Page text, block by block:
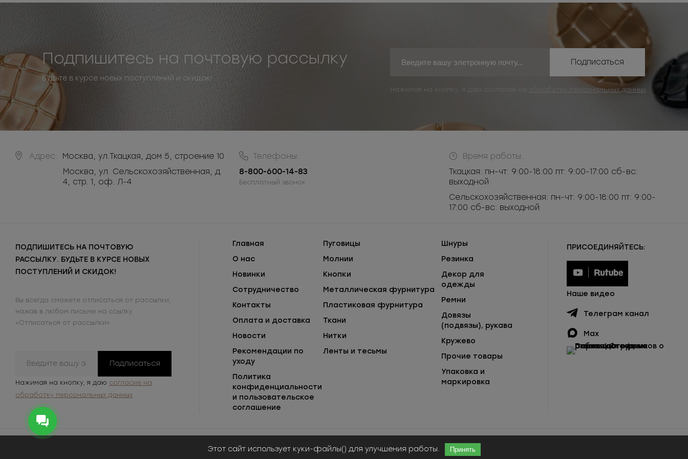
Подпишитесь на почтовую рассылку
Будьте в курсе новых поступлений и скидок!
Подписаться
Нажимая на кнопку, я даю согласие на обработку персональных данных
Адрес: Москва, ул.Ткацкая, дом 5, строение 10
Москва, ул. Сельскохозяйственная, д.
4, стр. 1, оф. Л-4
Телефоны:
8-800-600-14-83
Бесплатный звонок
Время работы:
Ткацкая: пн-чт: 9:00-18:00 пт: 9:00-17:00 сб-вс:
выходной
Сельскохозяйственная: пн-чт: 9:00-18:00 пт: 9:00-
17:00 сб-вс: выходной
ПОДПИШИТЕСЬ НА ПОЧТОВУЮ
РАССЫЛКУ. БУДЬТЕ В КУРСЕ НОВЫХ
ПОСТУПЛЕНИЙ И СКИДОК!
Вы всегда сможете отписаться от рассылки,
нажав в любом письме на ссылку
«Отписаться от рассылки»
Подписаться
Нажимая на кнопку, я даю согласие на
обработку персональных данных
Главная
О нас
Новинки
Сотрудничество
Контакты
Оплата и доставка
Новости
Рекомендации по
уходу
Политика
конфиденциальности
и пользовательское
соглашение
Пуговицы
Молнии
Кнопки
Металлическая фурнитура
Пластиковая фурнитура
Ткани
Нитки
Ленты и тесьмы
Шнуры
Резинка
Декор для
одежды
Ремни
Довязы
(подвязы), рукава
Кружево
Прочие товары
Упаковка и
маркировка
ПРИСОЕДИНЯЙТЕСЬ:
Наше видео
Телеграм канал
Max
Публичная оферта © ООО «Сержио Стефано», 2026
Этот сайт использует куки-файлы() для улучшения работы. Принять